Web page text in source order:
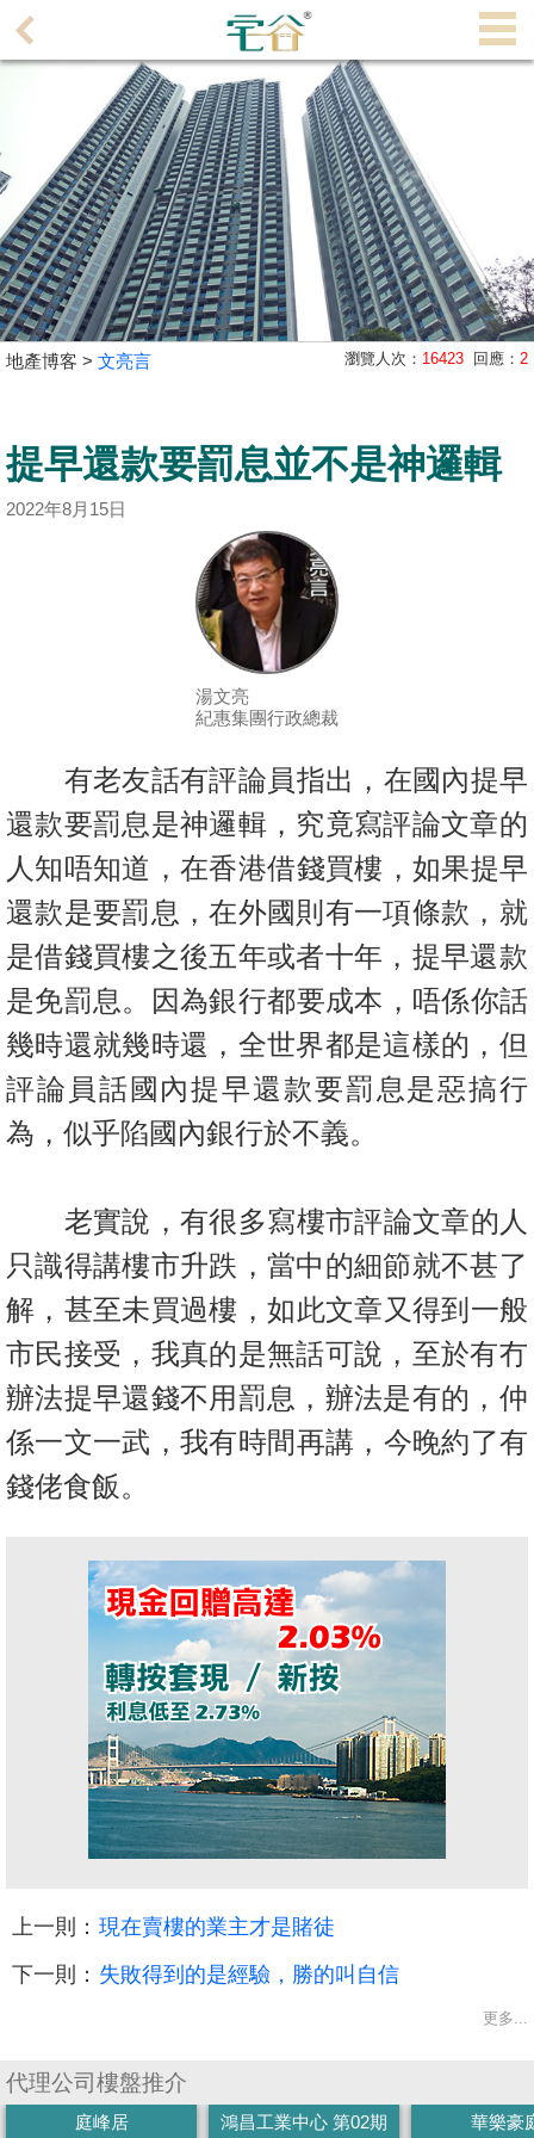
理
搵
樓/
成
交
業
主
宅
谷
產
新
聞
據
公
佈
置
業
手
於
我
地產博客 > 文亮言 瀏覽人次： 16423 回應： 2
提早還款要罰息並不是神邏輯
2022年8月15日
湯文亮
紀惠集團行政總裁
有老友話有評論員指出，在國內提早
還款要罰息是神邏輯，究竟寫評論文章的
人知唔知道，在香港借錢買樓，如果提早
還款是要罰息，在外國則有一項條款，就
是借錢買樓之後五年或者十年， 提早還款
是免罰息。因為銀行都要成本，唔係你話
幾時還就幾時還， 全世界都是這樣的，但
評論員話國內提早還款要罰息是惡搞行
為，似乎陷國內銀行於不義。
老實說，有很多寫樓市評論文章的人
只識得講樓市升跌，當中的細節就不甚了
解，甚至未買過樓，如此文章又得到一般
市民接受， 我真的是無話可說，至於有冇
辦法提早還錢不用罰息，辦法是有的， 仲
係一文一武，我有時間再講，今晚約了有
錢佬食飯。
上一則： 現在賣樓的業主才是賭徒
下一則： 失敗得到的是經驗，勝的叫自信
更多...
代理公司樓盤推介
庭峰居 鴻昌工業中心 第02期 華樂豪